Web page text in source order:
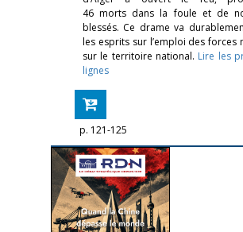
46 morts dans la foule et de
blessés. Ce drame va
les esprits sur l’emploi des forces
sur le territoire national. Lire les
lignes
p. 121-125